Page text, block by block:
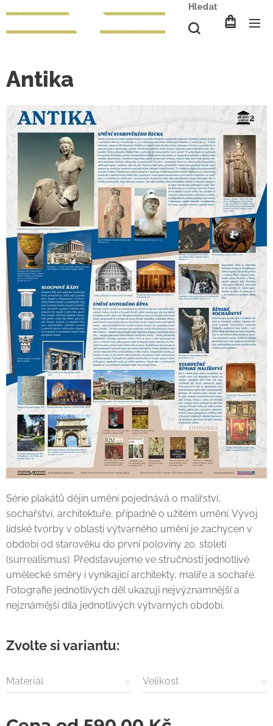
Hledat
Antika
Série plakátů dějin umění pojednává o malířství,
sochařství, architektuře, případně o užitém umění. Vývoj
lidské tvorby v oblasti výtvarného umění je zachycen v
období od starověku do první poloviny 20. století
(surrealismus). Představujeme ve stručnosti jednotlivé
umělecké směry i vynikající architekty, malíře a sochaře.
Fotografie jednotlivých děl ukazují nejvýznamnější a
nejznámější díla jednotlivých výtvarných období.
Zvolte si variantu:
Materiál Velikost